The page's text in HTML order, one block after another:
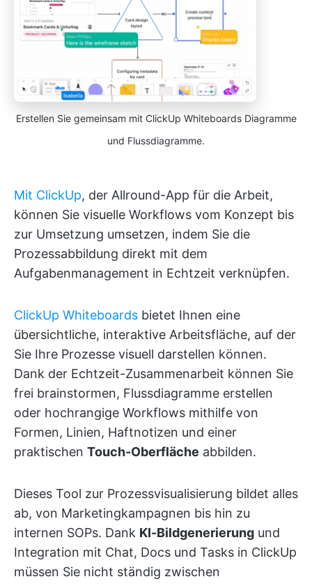
Erstellen Sie gemeinsam mit ClickUp Whiteboards Diagramme
und Flussdiagramme.
Mit ClickUp, der Allround-App für die Arbeit,
können Sie visuelle Workflows vom Konzept bis
zur Umsetzung umsetzen, indem Sie die
Prozessabbildung direkt mit dem
Aufgabenmanagement in Echtzeit verknüpfen.
ClickUp Whiteboards bietet Ihnen eine
übersichtliche, interaktive Arbeitsfläche, auf der
Sie Ihre Prozesse visuell darstellen können.
Dank der Echtzeit-Zusammenarbeit können Sie
frei brainstormen, Flussdiagramme erstellen
oder hochrangige Workflows mithilfe von
Formen, Linien, Haftnotizen und einer
praktischen Touch-Oberfläche abbilden.
Dieses Tool zur Prozessvisualisierung bildet alles
ab, von Marketingkampagnen bis hin zu
internen SOPs. Dank KI-Bildgenerierung und
Integration mit Chat, Docs und Tasks in ClickUp
müssen Sie nicht ständig zwischen